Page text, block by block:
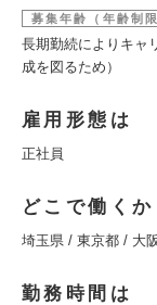
募集年齢（年齢制
長期勤続によりキャ
成を図るため）
雇用形態は
正社員
どこで働くか
埼玉県 / 東京都 / 大
勤務時間は